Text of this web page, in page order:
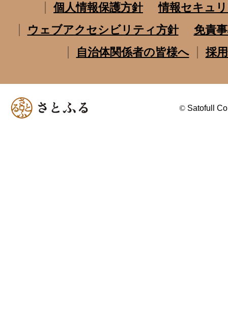
個人情報保護方針
情報セキュ
ウェブアクセシビリティ方針
免責
自治体関係者の皆様へ
採
© Satofull